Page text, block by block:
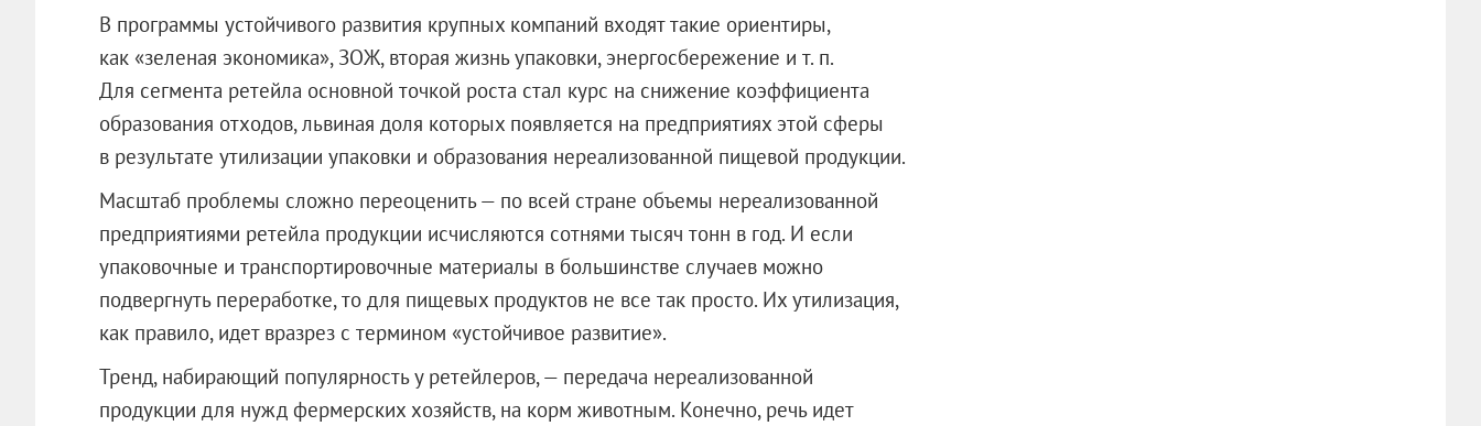
В программы устойчивого развития крупных компаний входят такие ориентиры,
как «зеленая экономика», ЗОЖ, вторая жизнь упаковки, энергосбережение и т. п.
Для сегмента ретейла основной точкой роста стал курс на снижение коэффициента
образования отходов, львиная доля которых появляется на предприятиях этой сферы
в результате утилизации упаковки и образования нереализованной пищевой продукции.
Масштаб проблемы сложно переоценить — по всей стране объемы нереализованной
предприятиями ретейла продукции исчисляются сотнями тысяч тонн в год. И если
упаковочные и транспортировочные материалы в большинстве случаев можно
подвергнуть переработке, то для пищевых продуктов не все так просто. Их утилизация,
как правило, идет вразрез с термином «устойчивое развитие».
Тренд, набирающий популярность у ретейлеров, — передача нереализованной
продукции для нужд фермерских хозяйств, на корм животным. Конечно, речь идет